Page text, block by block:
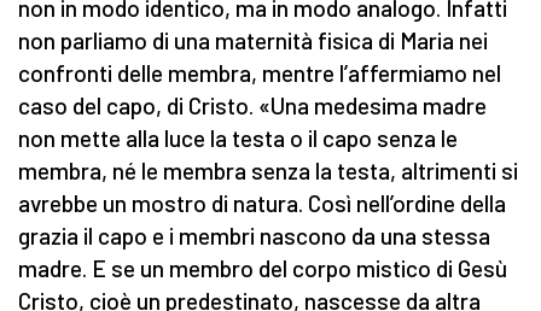
non in modo identico, ma in modo analogo. Infatti
non parliamo di una maternità fisica di Maria nei
confronti delle membra, mentre l’affermiamo nel
caso del capo, di Cristo. «Una medesima madre
non mette alla luce la testa o il capo senza le
membra, né le membra senza la testa, altrimenti si
avrebbe un mostro di natura. Così nell’ordine della
grazia il capo e i membri nascono da una stessa
madre. E se un membro del corpo mistico di Gesù
Cristo, cioè un predestinato, nascesse da altra